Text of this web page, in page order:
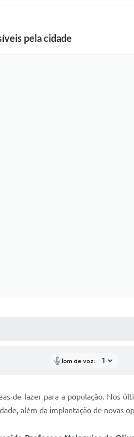
pela cidade
Tom de voz:
de lazer para a população. Nos
além da implantação de novas